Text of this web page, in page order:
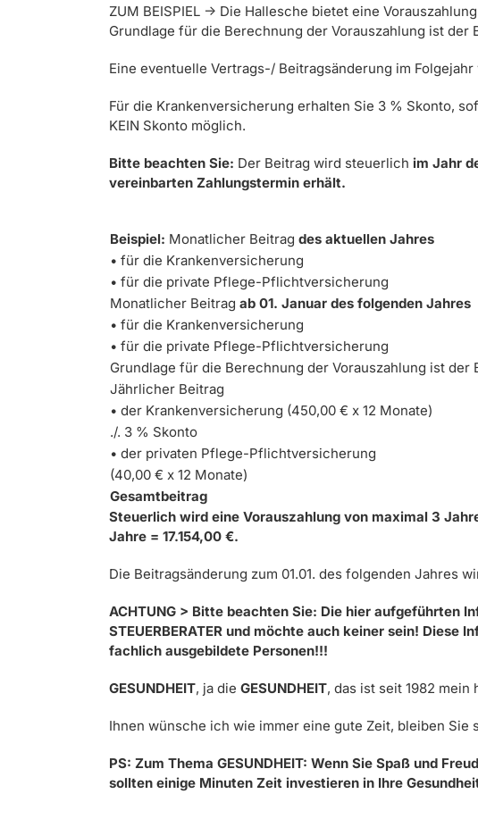
ZUM BEISPIEL -> Die Hallesche bietet eine
Grundlage für die Berechnung der Vorauszahlung ist der
Eine eventuelle Vertrags-/ Beitragsänderung im
Für die Krankenversicherung erhalten Sie 3 % Skonto,
KEIN Skonto möglich.
Bitte beachten Sie: Der Beitrag wird steuerlich im Jahr
vereinbarten Zahlungstermin erhält.
Beispiel: Monatlicher Beitrag des aktuellen Jahres
• für die Krankenversicherung
• für die private Pflege-Pflichtversicherung
Monatlicher Beitrag ab 01. Januar des folgenden Jahres
• für die Krankenversicherung
• für die private Pflege-Pflichtversicherung
Grundlage für die Berechnung der Vorauszahlung ist der
Jährlicher Beitrag
• der Krankenversicherung (450,00 € x 12 Monate)
./. 3 % Skonto
• der privaten Pflege-Pflichtversicherung
(40,00 € x 12 Monate)
Gesamtbeitrag
Steuerlich wird eine Vorauszahlung von maximal 3
Jahre = 17.154,00 €.
Die Beitragsänderung zum 01.01. des folgenden Jahres
ACHTUNG > Bitte beachten Sie: Die hier aufgeführten
STEUERBERATER und möchte auch keiner sein!
fachlich ausgebildete Personen!!!
GESUNDHEIT, ja die GESUNDHEIT, das ist seit 1982
Ihnen wünsche ich wie immer eine gute Zeit, bleiben
PS: Zum Thema GESUNDHEIT: Wenn Sie Spaß und
sollten einige Minuten Zeit investieren in Ihre